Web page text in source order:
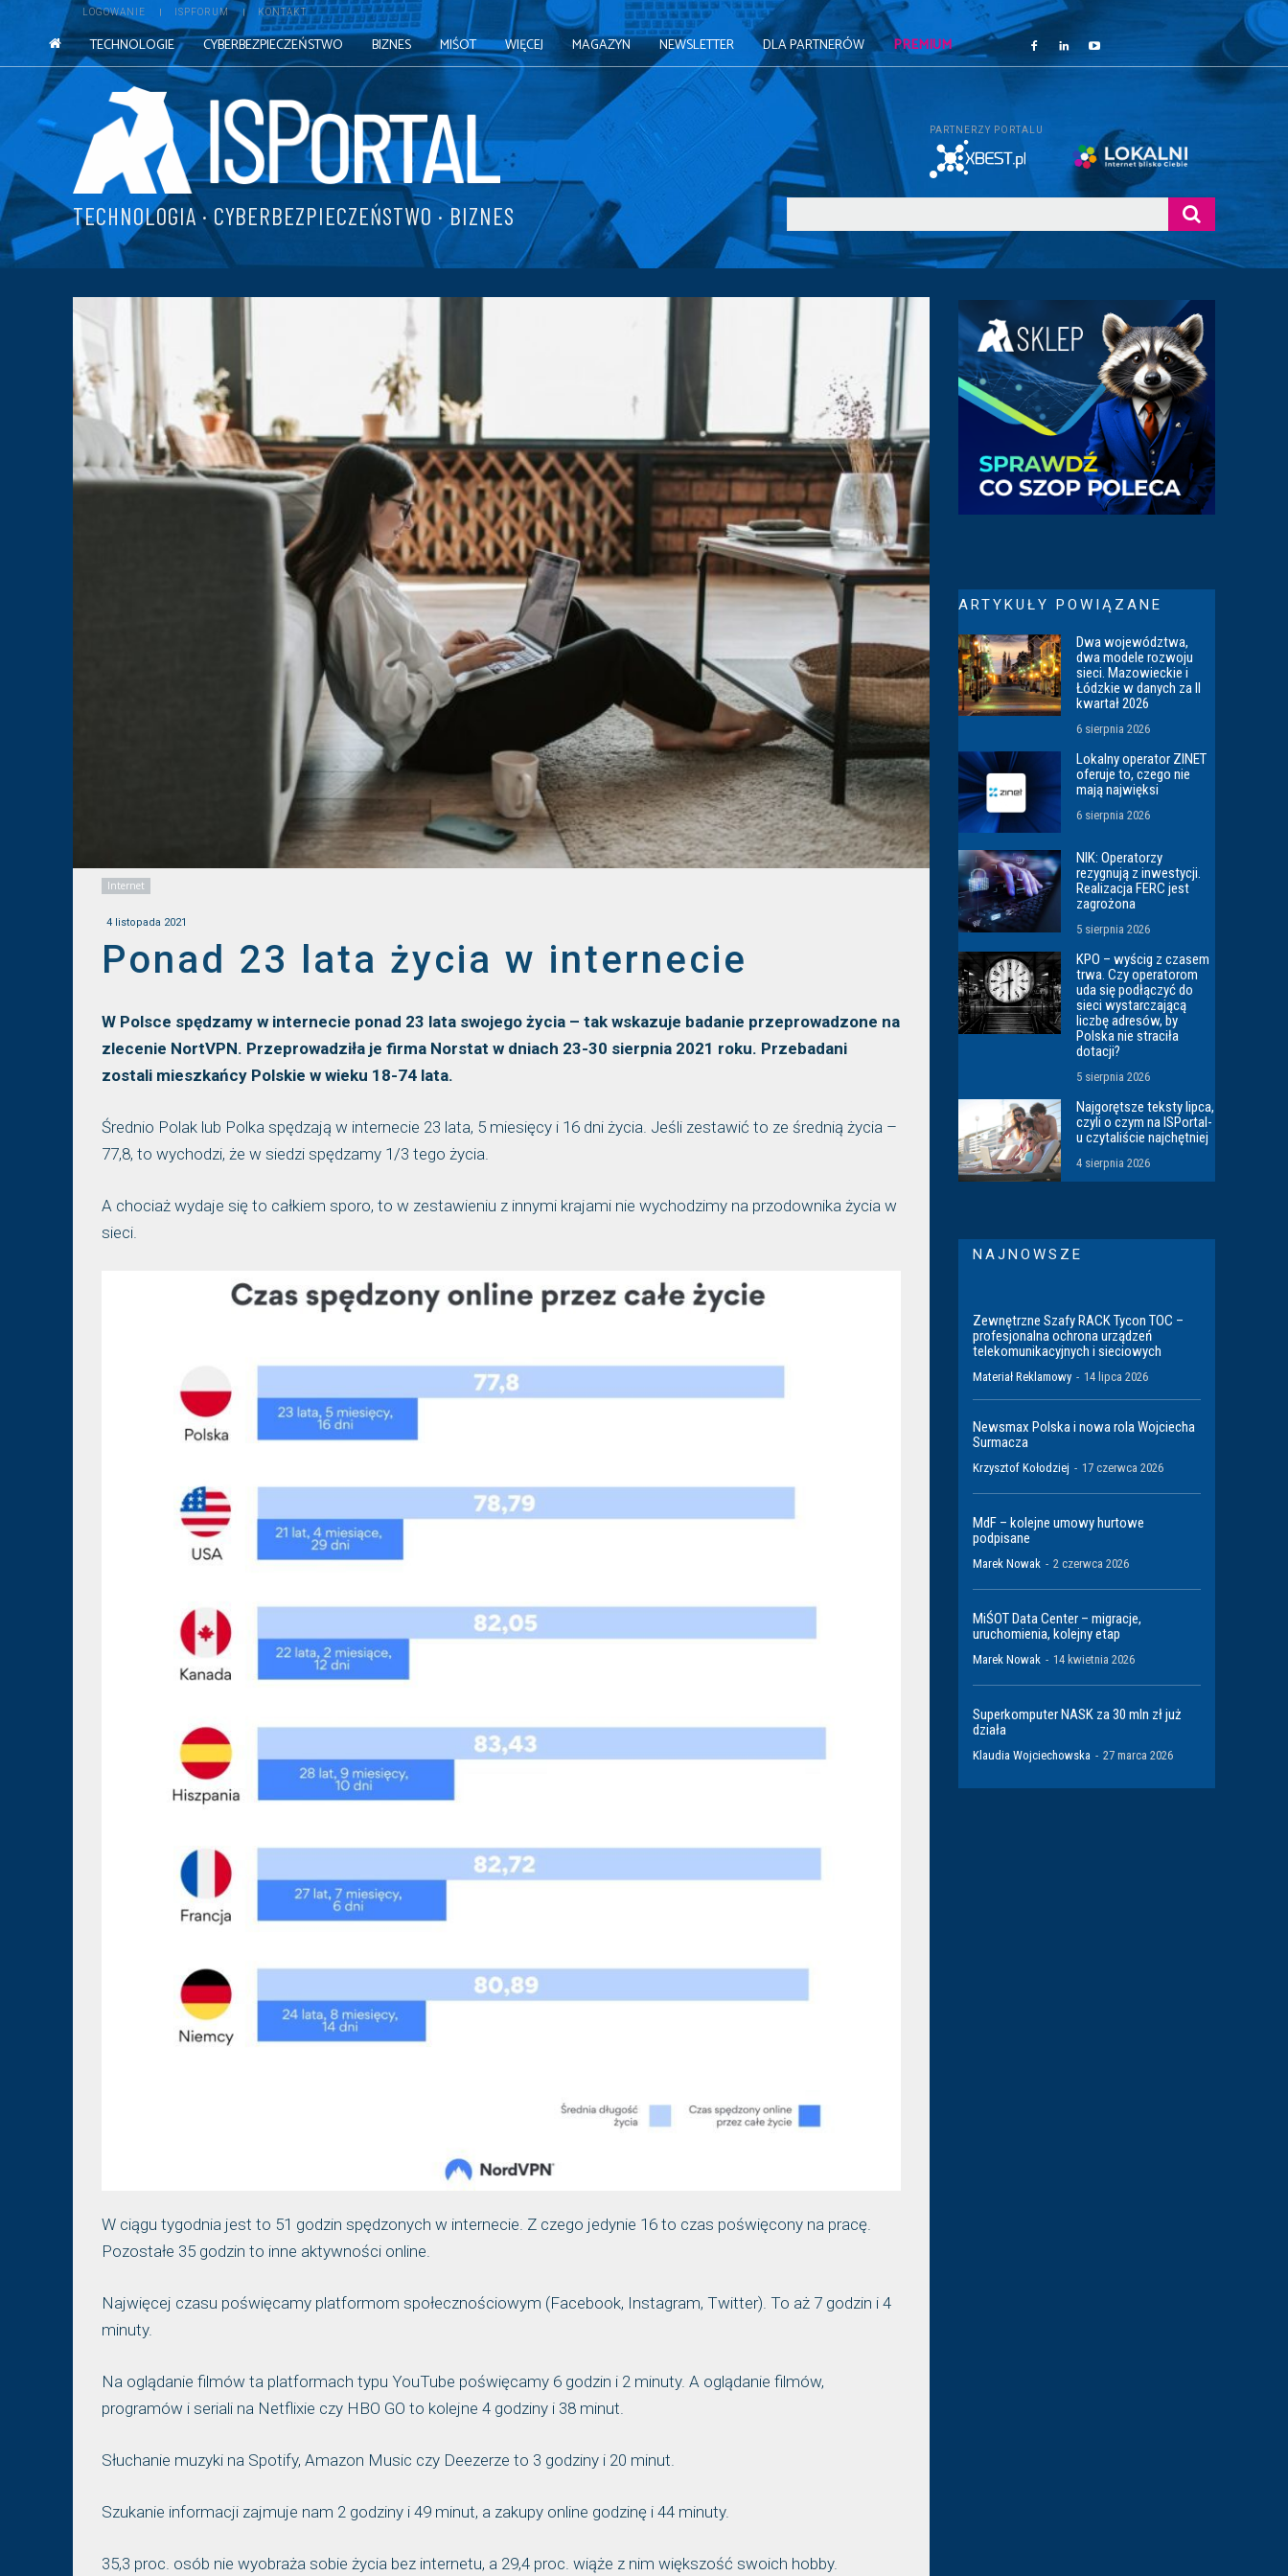
LOGOWANIE ISPFORUM KONTAKT
TECHNOLOGIE CYBERBEZPIECZEŃSTWO BIZNES MIŚOT WIĘCEJ MAGAZYN NEWSLETTER DLA PARTNERÓW PREMIUM
TECHNOLOGIA · CYBERBEZPIECZEŃSTWO · BIZNES
PARTNERZY PORTALU
Internet
4 listopada 2021
Ponad 23 lata życia w internecie
W Polsce spędzamy w internecie ponad 23 lata swojego życia – tak wskazuje badanie przeprowadzone na
zlecenie NortVPN. Przeprowadziła je firma Norstat w dniach 23-30 sierpnia 2021 roku. Przebadani
zostali mieszkańcy Polskie w wieku 18-74 lata.
Średnio Polak lub Polka spędzają w internecie 23 lata, 5 miesięcy i 16 dni życia. Jeśli zestawić to ze średnią życia –
77,8, to wychodzi, że w siedzi spędzamy 1/3 tego życia.
A chociaż wydaje się to całkiem sporo, to w zestawieniu z innymi krajami nie wychodzimy na przodownika życia w
sieci.
W ciągu tygodnia jest to 51 godzin spędzonych w internecie. Z czego jedynie 16 to czas poświęcony na pracę.
Pozostałe 35 godzin to inne aktywności online.
Najwięcej czasu poświęcamy platformom społecznościowym (Facebook, Instagram, Twitter). To aż 7 godzin i 4
minuty.
Na oglądanie filmów ta platformach typu YouTube poświęcamy 6 godzin i 2 minuty. A oglądanie filmów,
programów i seriali na Netflixie czy HBO GO to kolejne 4 godziny i 38 minut.
Słuchanie muzyki na Spotify, Amazon Music czy Deezerze to 3 godziny i 20 minut.
Szukanie informacji zajmuje nam 2 godziny i 49 minut, a zakupy online godzinę i 44 minuty.
35,3 proc. osób nie wyobraża sobie życia bez internetu, a 29,4 proc. wiąże z nim większość swoich hobby.
ARTYKUŁY POWIĄZANE
Dwa województwa,
dwa modele rozwoju
sieci. Mazowieckie i
Łódzkie w danych za II
kwartał 2026
6 sierpnia 2026
Lokalny operator ZINET
oferuje to, czego nie
mają najwięksi
6 sierpnia 2026
NIK: Operatorzy
rezygnują z inwestycji.
Realizacja FERC jest
zagrożona
5 sierpnia 2026
KPO – wyścig z czasem
trwa. Czy operatorom
uda się podłączyć do
sieci wystarczającą
liczbę adresów, by
Polska nie straciła
dotacji?
5 sierpnia 2026
Najgorętsze teksty lipca,
czyli o czym na ISPortal-
u czytaliście najchętniej
4 sierpnia 2026
NAJNOWSZE
Zewnętrzne Szafy RACK Tycon TOC –
profesjonalna ochrona urządzeń
telekomunikacyjnych i sieciowych
Materiał Reklamowy - 14 lipca 2026
Newsmax Polska i nowa rola Wojciecha
Surmacza
Krzysztof Kołodziej - 17 czerwca 2026
MdF – kolejne umowy hurtowe
podpisane
Marek Nowak - 2 czerwca 2026
MiŚOT Data Center – migracje,
uruchomienia, kolejny etap
Marek Nowak - 14 kwietnia 2026
Superkomputer NASK za 30 mln zł już
działa
Klaudia Wojciechowska - 27 marca 2026